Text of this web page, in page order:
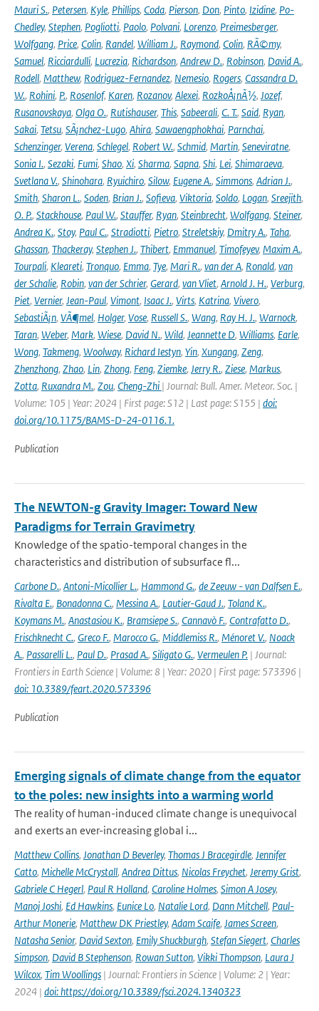
Mauri S., Petersen, Kyle, Phillips, Coda, Pierson, Don, Pinto, Izidine, Po-
Chedley, Stephen, Pogliotti, Paolo, Polvani, Lorenzo, Preimesberger,
Wolfgang, Price, Colin, Randel, William J., Raymond, Colin, RÃ©my,
Samuel, Ricciardulli, Lucrezia, Richardson, Andrew D., Robinson, David A.,
Rodell, Matthew, Rodriguez-Fernandez, Nemesio, Rogers, Cassandra D.
W., Rohini, P., Rosenlof, Karen, Rozanov, Alexei, RozkoÅ¡nÃ½, Jozef,
Rusanovskaya, Olga O., Rutishauser, This, Sabeerali, C. T., Said, Ryan,
Sakai, Tetsu, SÃ¡nchez-Lugo, Ahira, Sawaengphokhai, Parnchai,
Schenzinger, Verena, Schlegel, Robert W., Schmid, Martin, Seneviratne,
Sonia I., Sezaki, Fumi, Shao, Xi, Sharma, Sapna, Shi, Lei, Shimaraeva,
Svetlana V., Shinohara, Ryuichiro, Silow, Eugene A., Simmons, Adrian J.,
Smith, Sharon L., Soden, Brian J., Sofieva, Viktoria, Soldo, Logan, Sreejith,
O. P., Stackhouse, Paul W., Stauffer, Ryan, Steinbrecht, Wolfgang, Steiner,
Andrea K., Stoy, Paul C., Stradiotti, Pietro, Streletskiy, Dmitry A., Taha,
Ghassan, Thackeray, Stephen J., Thibert, Emmanuel, Timofeyev, Maxim A.,
Tourpali, Kleareti, Tronquo, Emma, Tye, Mari R., van der A, Ronald, van
der Schalie, Robin, van der Schrier, Gerard, van Vliet, Arnold J. H., Verburg,
Piet, Vernier, Jean-Paul, Vimont, Isaac J., Virts, Katrina, Vivero,
SebastiÃ¡n, VÃ¶mel, Holger, Vose, Russell S., Wang, Ray H. J., Warnock,
Taran, Weber, Mark, Wiese, David N., Wild, Jeannette D, Williams, Earle,
Wong, Takmeng, Woolway, Richard Iestyn, Yin, Xungang, Zeng,
Zhenzhong, Zhao, Lin, Zhong, Feng, Ziemke, Jerry R., Ziese, Markus,
Zotta, Ruxandra M., Zou, Cheng-Zhi | Journal: Bull. Amer. Meteor. Soc. |
Volume: 105 | Year: 2024 | First page: S12 | Last page: S155 | doi:
doi.org/10.1175/BAMS-D-24-0116.1.
Publication
The NEWTON-g Gravity Imager: Toward New
Paradigms for Terrain Gravimetry
Knowledge of the spatio-temporal changes in the
characteristics and distribution of subsurface fl...
Carbone D., Antoni-Micollier L., Hammond G., de Zeeuw - van Dalfsen E.,
Rivalta E., Bonadonna C., Messina A., Lautier-Gaud J., Toland K.,
Koymans M., Anastasiou K., Bramsiepe S., Cannavò F., Contrafatto D.,
Frischknecht C., Greco F., Marocco G., Middlemiss R., Ménoret V., Noack
A., Passarelli L., Paul D., Prasad A., Siligato G., Vermeulen P. | Journal:
Frontiers in Earth Science | Volume: 8 | Year: 2020 | First page: 573396 |
doi: 10.3389/feart.2020.573396
Publication
Emerging signals of climate change from the equator
to the poles: new insights into a warming world
The reality of human-induced climate change is unequivocal
and exerts an ever-increasing global i...
Matthew Collins, Jonathan D Beverley, Thomas J Bracegirdle, Jennifer
Catto, Michelle McCrystall, Andrea Dittus, Nicolas Freychet, Jeremy Grist,
Gabriele C Hegerl, Paul R Holland, Caroline Holmes, Simon A Josey,
Manoj Joshi, Ed Hawkins, Eunice Lo, Natalie Lord, Dann Mitchell, Paul-
Arthur Monerie, Matthew DK Priestley, Adam Scaife, James Screen,
Natasha Senior, David Sexton, Emily Shuckburgh, Stefan Siegert, Charles
Simpson, David B Stephenson, Rowan Sutton, Vikki Thompson, Laura J
Wilcox, Tim Woollings | Journal: Frontiers in Science | Volume: 2 | Year:
2024 | doi: https://doi.org/10.3389/fsci.2024.1340323